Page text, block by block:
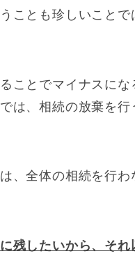
ことも珍しいことで
ことでマイナスにな
は、相続の放棄を行
、全体の相続を行わ
残したいから、それ